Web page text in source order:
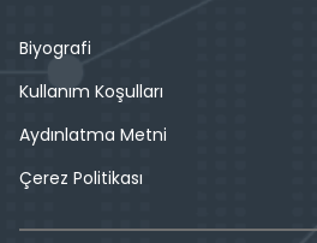
Biyografi
Kullanım Koşulları
Aydınlatma Metni
Çerez Politikası